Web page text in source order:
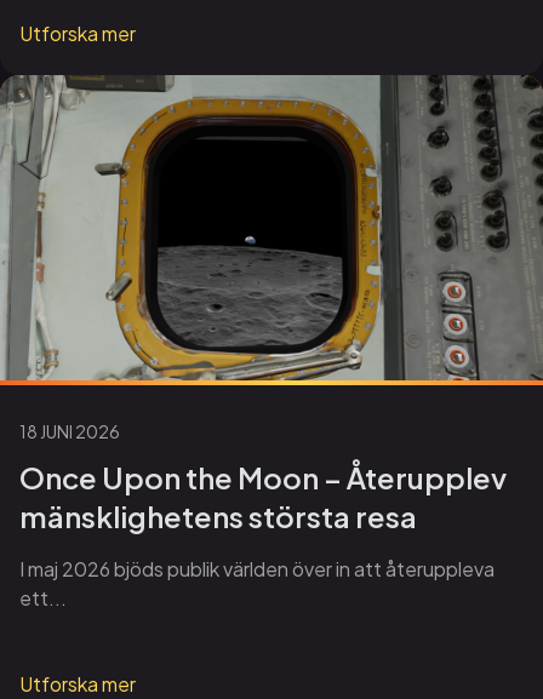
Utforska mer
18 JUNI 2026
Once Upon the Moon – Återupplev
mänsklighetens största resa
I maj 2026 bjöds publik världen över in att återuppleva
ett...
Utforska mer